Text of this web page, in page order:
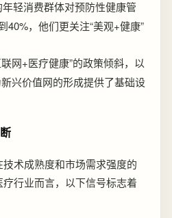
年轻消费群体对预防性健康管
40%，他们更关注“美观+健康”
网+医疗健康”的政策倾斜，以
兴价值网的形成提供了基础设
术成熟度和市场需求强度的
行业而言，以下信号标志着